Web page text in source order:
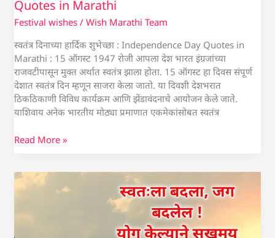
Quotes in Marathi
Festival wishes /Wish Marathi Team
स्वतंत्र दिनाच्या हार्दिक शुभेच्छा : Independence Day Quotes in
Marathi : 15 ऑगस्ट 1947 रोजी आपला देश भारत इंग्रजांच्या
राजवटीपासून मुक्त अर्थात स्वतंत्र झाला होता. 15 ऑगस्ट हा दिवस संपूर्ण
देशात स्वतंत्र दिन म्हणून साजरा केला जातो. या दिवशी देशभरात
ठिकठिकाणी विविध कार्यक्रम आणि झेंडावंदनाचे आयोजन केले जाते.
याशिवाय अनेक भारतीय मोठ्या प्रमाणात एकमेकांसोबत स्वतंत्र
Read More »
योग
दिनाच्या